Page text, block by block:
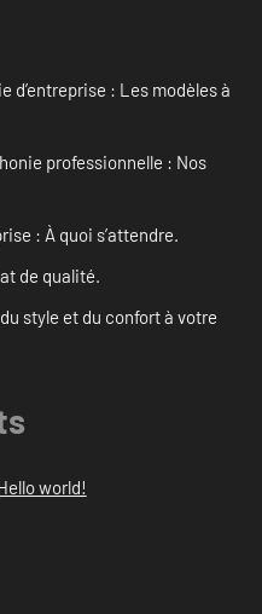
d’entreprise : Les modèles à
professionnelle : Nos
: À quoi s’attendre.
de qualité.
style et du confort à votre
world!